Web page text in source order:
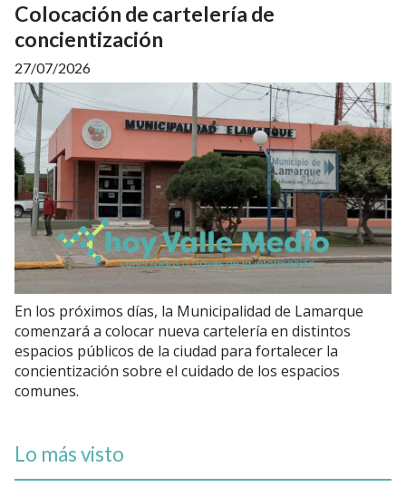
Colocación de cartelería de
concientización
27/07/2026
En los próximos días, la Municipalidad de Lamarque
comenzará a colocar nueva cartelería en distintos
espacios públicos de la ciudad para fortalecer la
concientización sobre el cuidado de los espacios
comunes.
Lo más visto